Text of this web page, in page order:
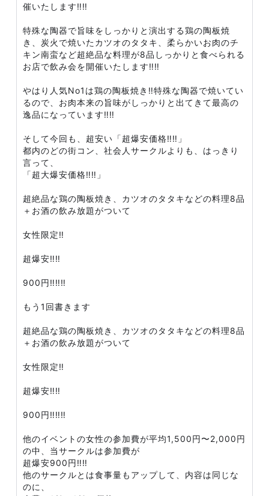
催いたします‼️‼️
特殊な陶器で旨味をしっかりと演出する鶏の陶板焼
き、炭火で焼いたカツオのタタキ、柔らかいお肉のチ
キン南蛮など超絶品な料理が8品しっかりと食べられる
お店で飲み会を開催いたします‼️‼️
やはり人気No1は鶏の陶板焼き‼️特殊な陶器で焼いてい
るので、お肉本来の旨味がしっかりと出てきて最高の
逸品になっています‼️‼️
そして今回も、超安い「超爆安価格‼️‼️」
都内のどの街コン、社会人サークルよりも、はっきり
言って、
「超大爆安価格‼️‼️」
超絶品な鶏の陶板焼き、カツオのタタキなどの料理8品
＋お酒の飲み放題がついて
女性限定‼️
超爆安‼️‼️
900円‼️‼️‼️
もう1回書きます
超絶品な鶏の陶板焼き、カツオのタタキなどの料理8品
＋お酒の飲み放題がついて
女性限定‼️
超爆安‼️‼️
900円‼️‼️‼️
他のイベントの女性の参加費が平均1,500円〜2,000円
の中、当サークルは参加費が
超爆安900円‼️‼️
他のサークルとは食事量もアップして、内容は同じな
のに、